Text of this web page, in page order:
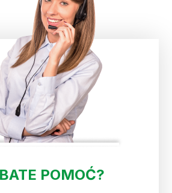
POMOĆ?